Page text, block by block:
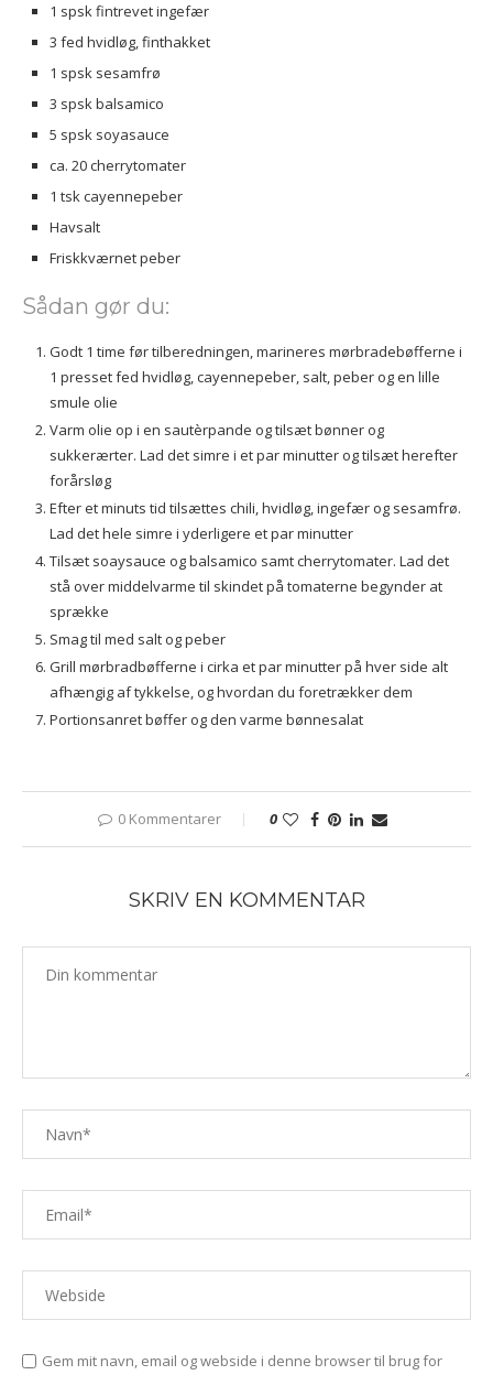
1 spsk fintrevet ingefær
3 fed hvidløg, finthakket
1 spsk sesamfrø
3 spsk balsamico
5 spsk soyasauce
ca. 20 cherrytomater
1 tsk cayennepeber
Havsalt
Friskkværnet peber
Sådan gør du:
Godt 1 time før tilberedningen, marineres mørbradebøfferne i
1 presset fed hvidløg, cayennepeber, salt, peber og en lille
smule olie
Varm olie op i en sautèrpande og tilsæt bønner og
sukkerærter. Lad det simre i et par minutter og tilsæt herefter
forårsløg
Efter et minuts tid tilsættes chili, hvidløg, ingefær og sesamfrø.
Lad det hele simre i yderligere et par minutter
Tilsæt soaysauce og balsamico samt cherrytomater. Lad det
stå over middelvarme til skindet på tomaterne begynder at
sprække
Smag til med salt og peber
Grill mørbradbøfferne i cirka et par minutter på hver side alt
afhængig af tykkelse, og hvordan du foretrækker dem
Portionsanret bøffer og den varme bønnesalat
0 Kommentarer 0
SKRIV EN KOMMENTAR
Gem mit navn, email og webside i denne browser til brug for